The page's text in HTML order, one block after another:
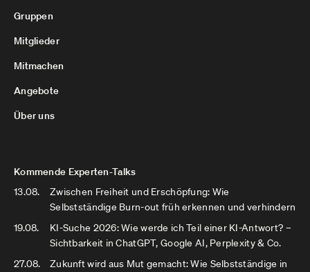
Gruppen
Mitglieder
Mitmachen
Angebote
Über uns
Kommende Experten-Talks
13.08.
Zwischen Freiheit und Erschöpfung: Wie
Selbstständige Burn-out früh erkennen und verhindern
19.08.
KI-Suche 2026: Wie werde ich Teil einer KI-Antwort? –
Sichtbarkeit in ChatGPT, Google AI, Perplexity & Co.
27.08.
Zukunft wird aus Mut gemacht: Wie Selbstständige in